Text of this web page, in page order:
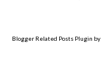
Blogger Related Posts Plugin by